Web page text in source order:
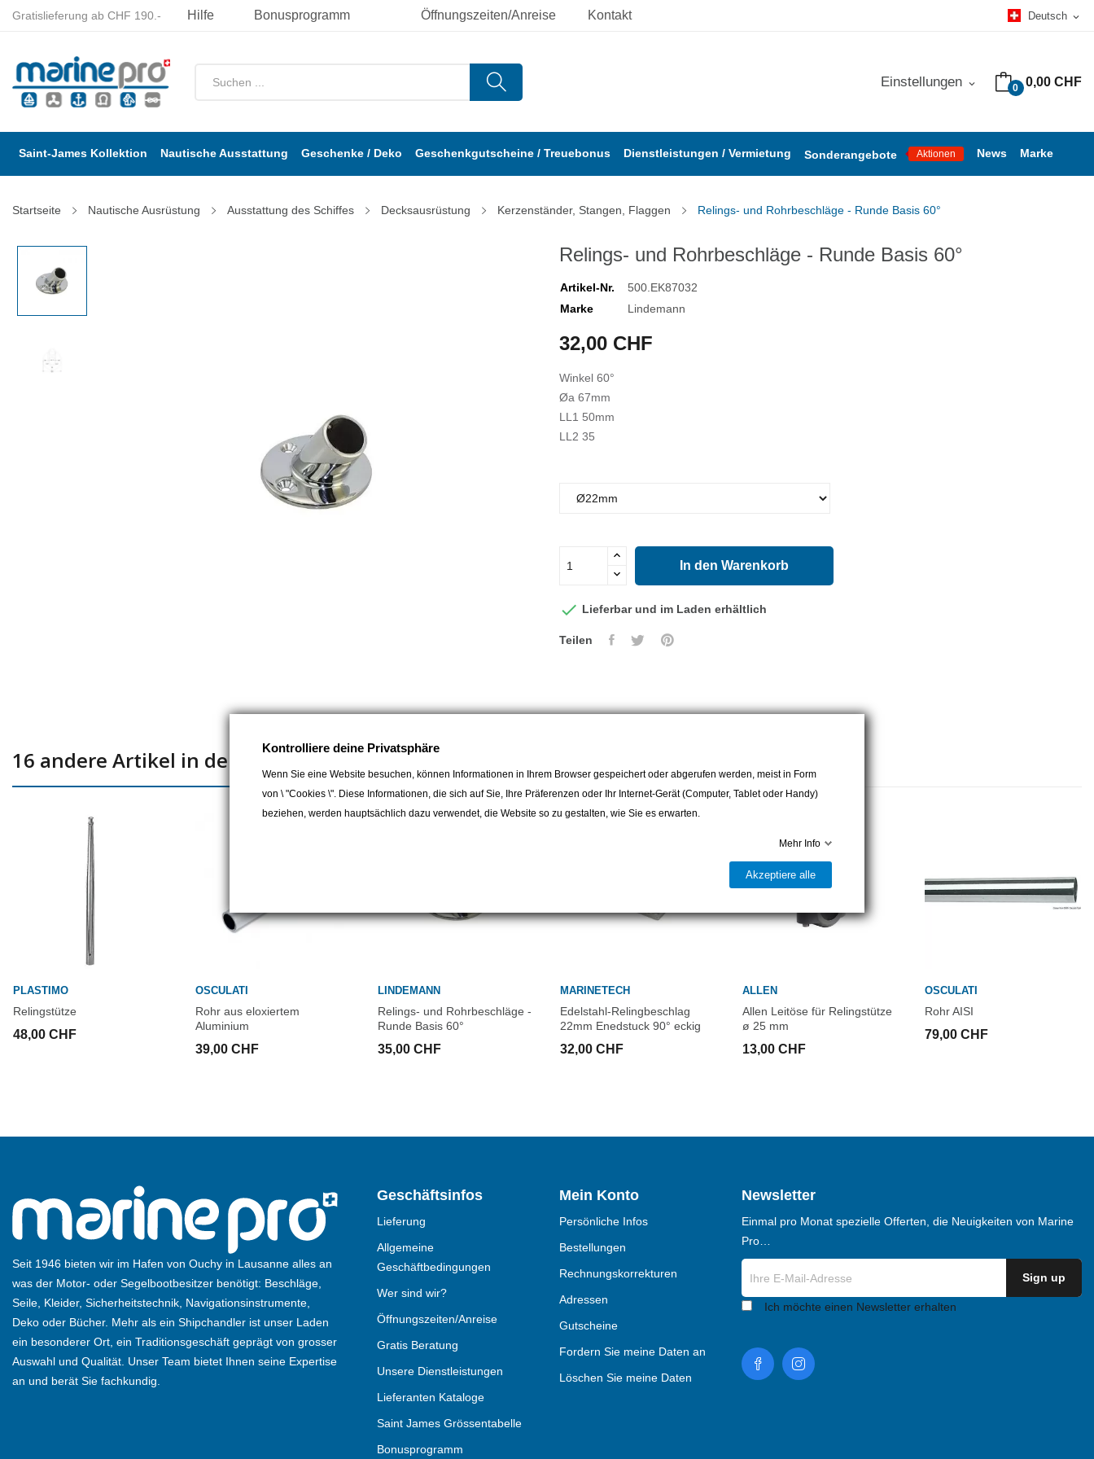
Öffnungszeiten/Anreise Kontakt Deutsch expand_more
Gratislieferung ab CHF 190.- Hilfe Bonusprogramm
0 0,00 CHF
Einstellungen expand_more
Saint-James Kollektion Nautische Ausstattung Geschenke / Deko Geschenkgutscheine / Treuebonus Dienstleistungen / Vermietung Sonderangebote Aktionen News Marke
Startseite Nautische Ausrüstung Ausstattung des Schiffes Decksausrüstung Kerzenständer, Stangen, Flaggen Relings- und Rohrbeschläge - Runde Basis 60°
Relings- und Rohrbeschläge - Runde Basis 60°
Artikel-Nr.
500.EK87032
Marke
Lindemann
32,00 CHF
Winkel 60°
Øa 67mm
LL1 50mm
LL2 35
In den Warenkorb
 Lieferbar und im Laden erhältlich
Teilen
16 andere Artikel in der gleichen Kategorie:
PLASTIMO
Relingstütze
48,00 CHF
OSCULATI
Rohr aus eloxiertem
Aluminium
39,00 CHF
LINDEMANN
Relings- und Rohrbeschläge -
Runde Basis 60°
35,00 CHF
MARINETECH
Edelstahl-Relingbeschlag
22mm Enedstuck 90° eckig
32,00 CHF
ALLEN
Allen Leitöse für Relingstütze
ø 25 mm
13,00 CHF
OSCULATI
Rohr AISI
79,00 CHF
Seit 1946 bieten wir im Hafen von Ouchy in Lausanne alles an
was der Motor- oder Segelbootbesitzer benötigt: Beschläge,
Seile, Kleider, Sicherheitstechnik, Navigationsinstrumente,
Deko oder Bücher. Mehr als ein Shipchandler ist unser Laden
ein besonderer Ort, ein Traditionsgeschäft geprägt von grosser
Auswahl und Qualität. Unser Team bietet Ihnen seine Expertise
an und berät Sie fachkundig.
Geschäftsinfos
Lieferung
Allgemeine
Geschäftbedingungen
Wer sind wir?
Öffnungszeiten/Anreise
Gratis Beratung
Unsere Dienstleistungen
Lieferanten Kataloge
Saint James Grössentabelle
Bonusprogramm
Mein Konto
Persönliche Infos
Bestellungen
Rechnungskorrekturen
Adressen
Gutscheine
Fordern Sie meine Daten an
Löschen Sie meine Daten
Newsletter
Einmal pro Monat spezielle Offerten, die Neuigkeiten von Marine
Pro…
Ich möchte einen Newsletter erhalten
Kontrolliere deine Privatsphäre
Wenn Sie eine Website besuchen, können Informationen in Ihrem Browser gespeichert oder abgerufen werden, meist in Form
von \ "Cookies \". Diese Informationen, die sich auf Sie, Ihre Präferenzen oder Ihr Internet-Gerät (Computer, Tablet oder Handy)
beziehen, werden hauptsächlich dazu verwendet, die Website so zu gestalten, wie Sie es erwarten.
Mehr Info
Akzeptiere alle